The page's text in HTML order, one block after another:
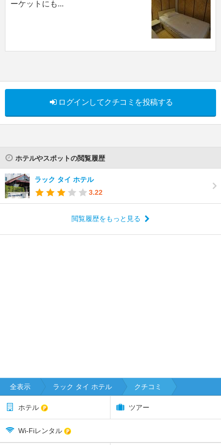
ーケットにも...
ログインしてクチコミを投稿する
ホテルやスポットの閲覧履歴
ラック タイ ホテル
3.22
閲覧履歴をもっと見る
全表示 ラック タイ ホテル クチコミ
ホテル ツアー
Wi-Fiレンタル